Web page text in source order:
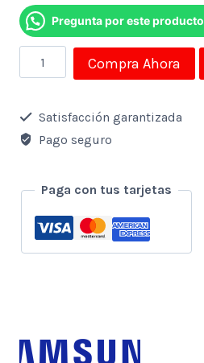
Pregunta por este producto
Televisor
Samsung
60"
Led
4k
Uhd
Smart
Compra Ahora
Satisfacción garantizada
Pago seguro
Paga con tus tarjetas